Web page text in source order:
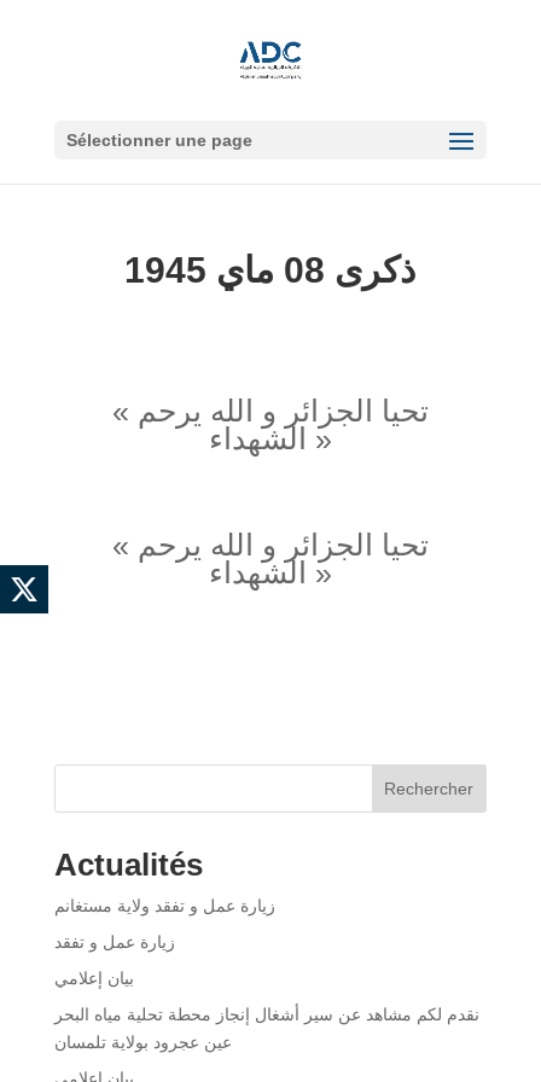
Sélectionner une page
ذكرى 08 ماي 1945
« تحيا الجزائر و الله يرحم
الشهداء »
« تحيا الجزائر و الله يرحم
الشهداء »
Rechercher
Actualités
زيارة عمل و تفقد ولاية مستغانم
زيارة عمل و تفقد
بيان إعلامي
نقدم لكم مشاهد عن سير أشغال إنجاز محطة تحلية مياه البحر
عين عجرود بولاية تلمسان